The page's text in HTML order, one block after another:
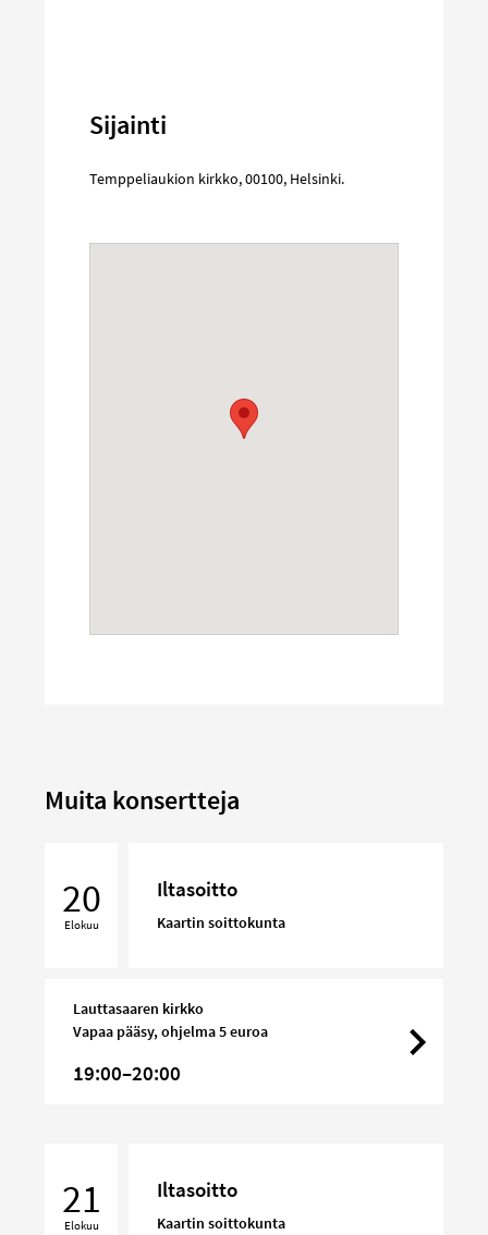
Sijainti
Temppeliaukion kirkko,00100, Helsinki.
Muita konsertteja
20
Elokuu
Iltasoitto
Kaartin soittokunta
Lauttasaaren kirkko
Vapaa pääsy, ohjelma 5 euroa
19:00–20:00
21
Elokuu
Iltasoitto
Kaartin soittokunta